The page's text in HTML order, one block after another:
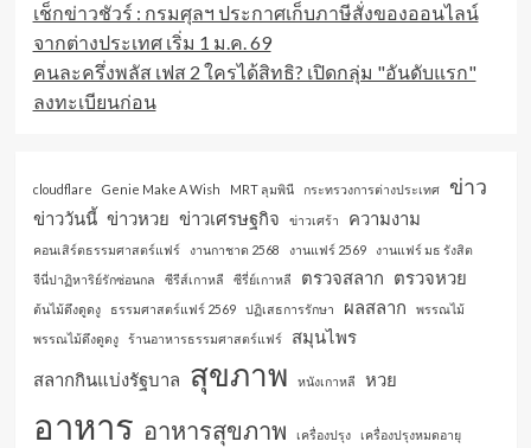
เช็กข่าวชัวร์ : กรมศุลฯ ประกาศเก็บภาษีสั่งของออนไลน์
จากต่างประเทศ เริ่ม 1 ม.ค. 69
คนละครึ่งพลัส เฟส 2 ใครได้สิทธิ? เปิดกลุ่ม "อันดับแรก"
ลงทะเบียนก่อน
cloudflare Genie Make A Wish MRT ลุมพินี กระทรวงการต่างประเทศ ข่าว
ข่าววันนี้ ข่าวหวย ข่าวเศรษฐกิจ ข่าวเศร้า ความงาม
คอนเสิร์ตธรรมศาสตร์แฟร์ งานกาชาด 2568 งานแฟร์ 2569
งานแฟร์ มธ รังสิต
จีนี่ปาฏิหาริย์รักซ่อนกล
ซีรีส์เกาหลี ซีรี่ย์เกาหลี ตรวจสลาก ตรวจหวย
ต้นไม้ดึงดูดงู ธรรมศาสตร์แฟร์ 2569 ปฏิเสธการรักษา ผลสลาก
พรรณไม้
พรรณไม้ดึงดูดงู
ร้านอาหารธรรมศาสตร์แฟร์
สมุนไพร
สลากกินแบ่งรัฐบาล สุขภาพ หนังเกาหลี หวย
อาหาร อาหารสุขภาพ เครื่องปรุง เครื่องปรุงหมดอายุ